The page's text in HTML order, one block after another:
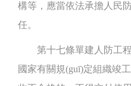
構等，應當依法承擔人民
任。
第十七條單建人防工程竣
國家有關規(guī)定組織竣